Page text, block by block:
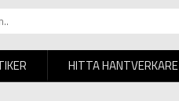
HITTA HANTVERKARE